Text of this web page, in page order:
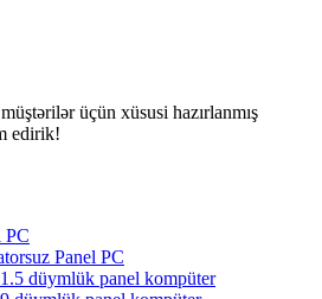
üçün xüsusi hazırlanmış
edirik!
PC
Panel PC
düymlük panel kompüter